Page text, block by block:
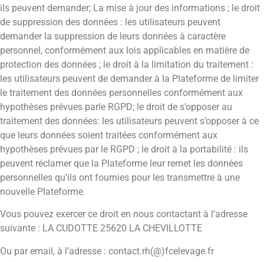
ils peuvent demander; La mise à jour des informations ; le droit
de suppression des données : les utilisateurs peuvent
demander la suppression de leurs données à caractère
personnel, conformément aux lois applicables en matière de
protection des données ; le droit à la limitation du traitement :
les utilisateurs peuvent de demander à la Plateforme de limiter
le traitement des données personnelles conformément aux
hypothèses prévues parle RGPD; le droit de s’opposer au
traitement des données: les utilisateurs peuvent s’opposer à ce
que leurs données soient traitées conformément aux
hypothèses prévues par le RGPD ; le droit à la portabilité : ils
peuvent réclamer que la Plateforme leur remet les données
personnelles qu’ils ont fournies pour les transmettre à une
nouvelle Plateforme.
Vous pouvez exercer ce droit en nous contactant à l’adresse
suivante : LA CUDOTTE 25620 LA CHEVILLOTTE
Ou par email, à l’adresse : contact.rh(@)fcelevage.fr